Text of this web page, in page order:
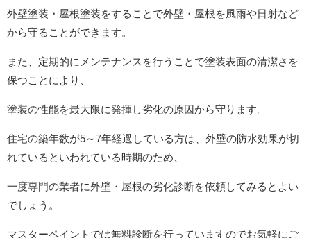
外壁塗装・屋根塗装をすることで外壁・屋根を風雨や日射など
から守ることができます。
また、定期的にメンテナンスを行うことで塗装表面の清潔さを
保つことにより、
塗装の性能を最大限に発揮し劣化の原因から守ります。
住宅の築年数が5～7年経過している方は、外壁の防水効果が切
れているといわれている時期のため、
一度専門の業者に外壁・屋根の劣化診断を依頼してみるとよい
でしょう。
マスターペイントでは無料診断を行っていますのでお気軽にご